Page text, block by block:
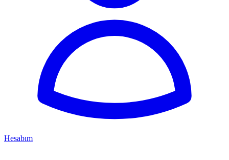
Hesabım